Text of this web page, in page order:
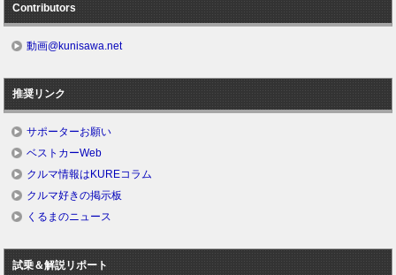
Contributors
動画@kunisawa.net
推奨リンク
サポーターお願い
ベストカーWeb
クルマ情報はKUREコラム
クルマ好きの掲示板
くるまのニュース
試乗＆解説リポート